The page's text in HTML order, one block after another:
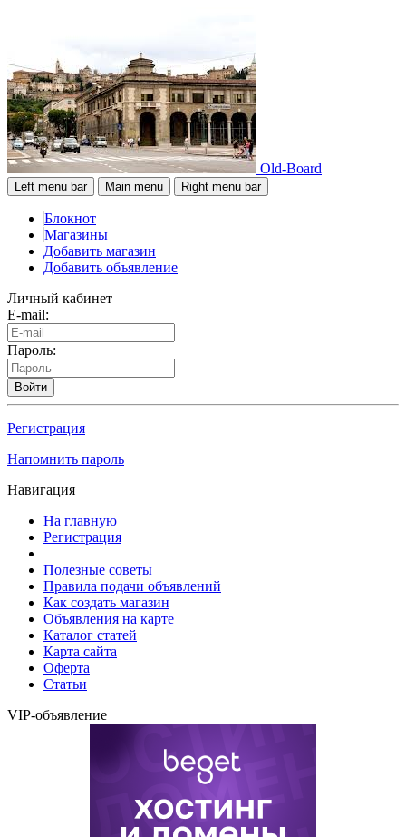
Old-Board
Left menu bar Main menu Right menu bar
Блокнот
Магазины
Добавить магазин
Добавить объявление
Личный кабинет
E-mail:
Пароль:
Войти
Регистрация
Напомнить пароль
Навигация
На главную
Регистрация
Полезные советы
Правила подачи объявлений
Как создать магазин
Объявления на карте
Каталог статей
Карта сайта
Оферта
Статьи
VIP-объявление